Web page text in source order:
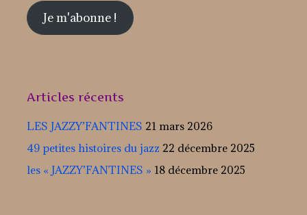
Je m'abonne !
Articles récents
LES JAZZY’FANTINES 21 mars 2026
49 petites histoires du jazz 22 décembre 2025
les « JAZZY’FANTINES » 18 décembre 2025